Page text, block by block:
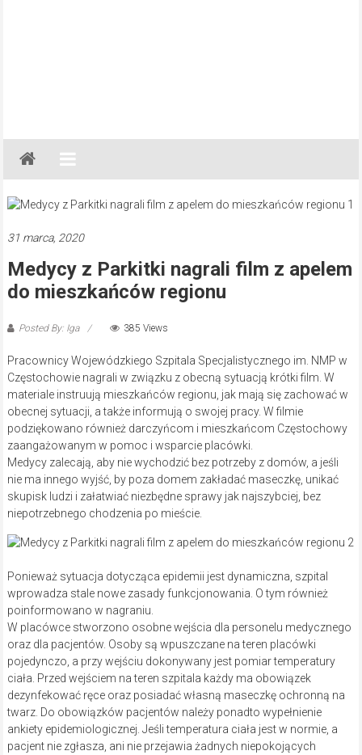
Gazeta
Regionalna
Częstochowa,
Lubliniec,
31 marca, 2020
Medycy z Parkitki nagrali film z apelem
do mieszkańców regionu
Posted By: Iga 385 Views
Pracownicy Wojewódzkiego Szpitala Specjalistycznego im. NMP w
Częstochowie nagrali w związku z obecną sytuacją krótki film. W
materiale instruują mieszkańców regionu, jak mają się zachować w
obecnej sytuacji, a także informują o swojej pracy. W filmie
podziękowano również darczyńcom i mieszkańcom Częstochowy
zaangażowanym w pomoc i wsparcie placówki.
Medycy zalecają, aby nie wychodzić bez potrzeby z domów, a jeśli
nie ma innego wyjść, by poza domem zakładać maseczkę, unikać
skupisk ludzi i załatwiać niezbędne sprawy jak najszybciej, bez
niepotrzebnego chodzenia po mieście.
Ponieważ sytuacja dotycząca epidemii jest dynamiczna, szpital
wprowadza stale nowe zasady funkcjonowania. O tym również
poinformowano w nagraniu.
W placówce stworzono osobne wejścia dla personelu medycznego
oraz dla pacjentów. Osoby są wpuszczane na teren placówki
pojedynczo, a przy wejściu dokonywany jest pomiar temperatury
ciała. Przed wejściem na teren szpitala każdy ma obowiązek
dezynfekować ręce oraz posiadać własną maseczkę ochronną na
twarz. Do obowiązków pacjentów należy ponadto wypełnienie
ankiety epidemiologicznej. Jeśli temperatura ciała jest w normie, a
pacjent nie zgłasza, ani nie przejawia żadnych niepokojących